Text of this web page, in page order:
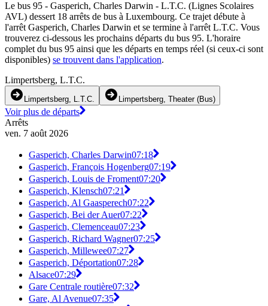
Le bus 95 - Gasperich, Charles Darwin - L.T.C. (Lignes Scolaires
AVL) dessert 18 arrêts de bus à Luxembourg. Ce trajet débute à
l'arrêt Gasperich, Charles Darwin et se termine à l'arrêt L.T.C. Vous
trouverez ci-dessous les prochains départs du bus 95. L'horaire
complet du bus 95 ainsi que les départs en temps réel (si ceux-ci sont
disponibles) se trouvent dans l'application.
Limpertsberg, L.T.C.
Limpertsberg, L.T.C. Limpertsberg, Theater (Bus)
Voir plus de départs
Arrêts
ven. 7 août 2026
Gasperich, Charles Darwin07:18
Gasperich, François Hogenberg07:19
Gasperich, Louis de Froment07:20
Gasperich, Klensch07:21
Gasperich, Al Gaasperech07:22
Gasperich, Bei der Auer07:22
Gasperich, Clemenceau07:23
Gasperich, Richard Wagner07:25
Gasperich, Millewee07:27
Gasperich, Déportation07:28
Alsace07:29
Gare Centrale routière07:32
Gare, Al Avenue07:35